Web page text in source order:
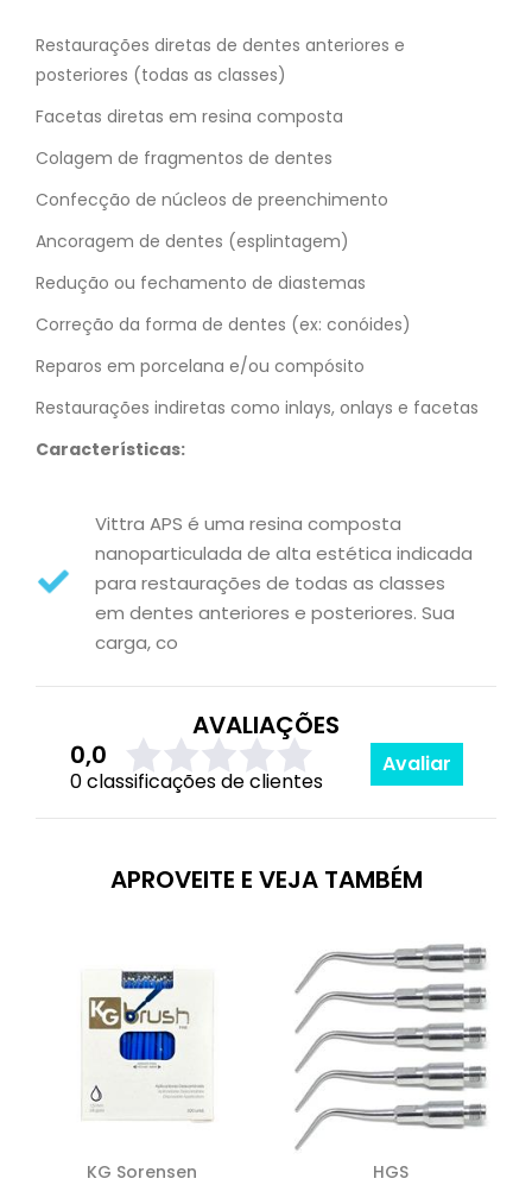
Restaurações diretas de dentes anteriores e
posteriores (todas as classes)
Facetas diretas em resina composta
Colagem de fragmentos de dentes
Confecção de núcleos de preenchimento
Ancoragem de dentes (esplintagem)
Redução ou fechamento de diastemas
Correção da forma de dentes (ex: conóides)
Reparos em porcelana e/ou compósito
Restaurações indiretas como inlays, onlays e facetas
Características:
Vittra APS é uma resina composta
nanoparticulada de alta estética indicada
para restaurações de todas as classes
em dentes anteriores e posteriores. Sua
carga, co
AVALIAÇÕES
0,0
0 classificações de clientes
Avaliar
APROVEITE E VEJA TAMBÉM
KG Sorensen HGS